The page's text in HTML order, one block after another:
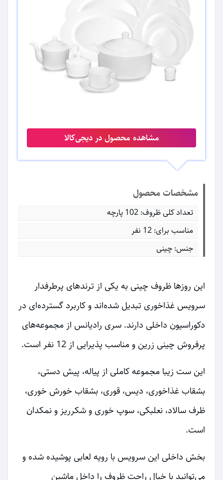
مشاهده محصول در دیجی‌کالا
مشخصات محصول
تعداد کلی ظروف: 102 پارچه
مناسب برای: 12 نفر
جنس: چینی
این روزها ظروف چینی به یکی از ترندهای پرطرفدار
سرویس غذاخوری تبدیل شده‌اند و کاربرد گسترده‌ای در
دکوراسیون داخلی دارند. سری رادیانس از مجموعه‌های
پرفروش چینی زرین و مناسب پذیرایی از 12 نفر است.
این ست زیبا مجموعه کاملی از پیاله، پیش دستی،
بشقاب غذاخوری، دیس، قوری، بشقاب خورش خوری،
ظرف سالاد، نعلبکی، سوپ خوری و شکرریز و نمکدان
است.
بخش داخلی این سرویس با رویه لعابی پوشیده شده و
می‌توانید با خیال راحت ظروف را داخل ماشین